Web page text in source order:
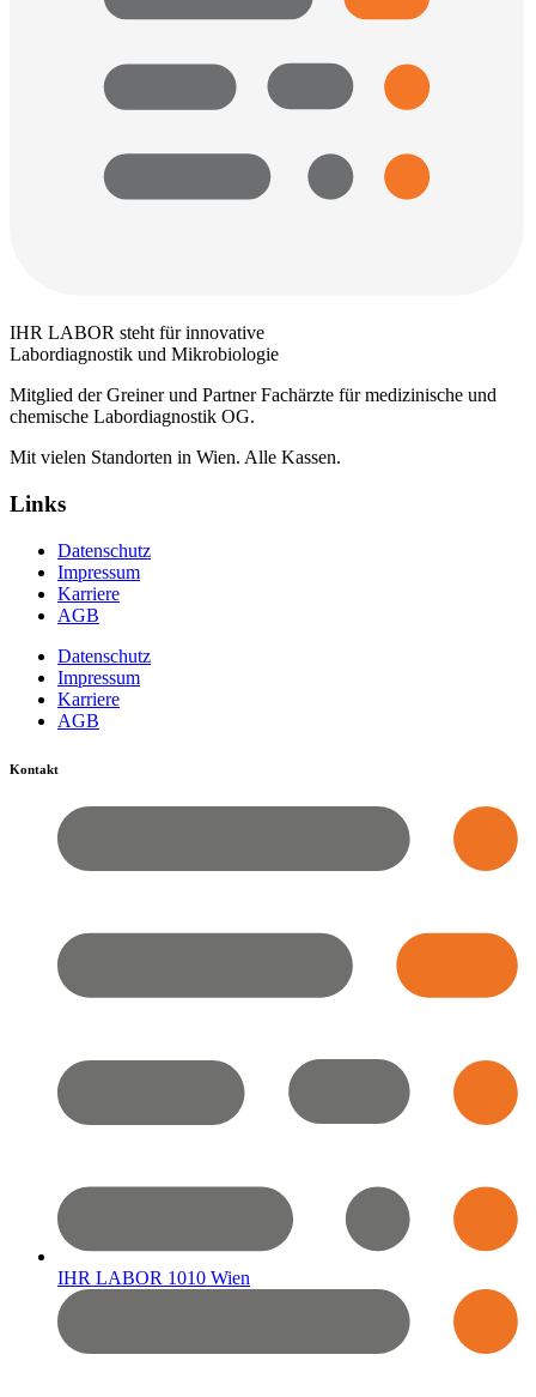
IHR LABOR steht für innovative
Labordiagnostik und Mikrobiologie
Mitglied der Greiner und Partner Fachärzte für medizinische und
chemische Labordiagnostik OG.
Mit vielen Standorten in Wien. Alle Kassen.
Links
Datenschutz
Impressum
Karriere
AGB
Datenschutz
Impressum
Karriere
AGB
Kontakt
IHR LABOR 1010 Wien